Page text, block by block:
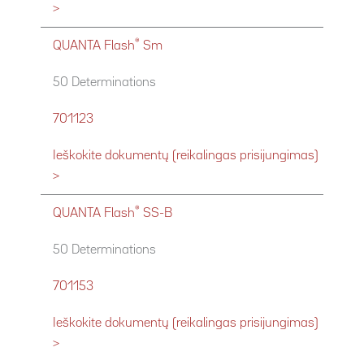
>
QUANTA Flash® Sm
50 Determinations
701123
Ieškokite dokumentų (reikalingas prisijungimas)
>
QUANTA Flash® SS-B
50 Determinations
701153
Ieškokite dokumentų (reikalingas prisijungimas)
>